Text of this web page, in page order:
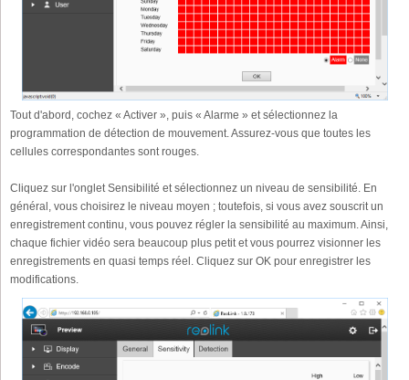
Tout d'abord, cochez « Activer », puis « Alarme » et sélectionnez la
programmation de détection de mouvement. Assurez-vous que toutes les
cellules correspondantes sont rouges.
Cliquez sur l'onglet Sensibilité et sélectionnez un niveau de sensibilité. En
général, vous choisirez le niveau moyen ; toutefois, si vous avez souscrit un
enregistrement continu, vous pouvez régler la sensibilité au maximum. Ainsi,
chaque fichier vidéo sera beaucoup plus petit et vous pourrez visionner les
enregistrements en quasi temps réel. Cliquez sur OK pour enregistrer les
modifications.